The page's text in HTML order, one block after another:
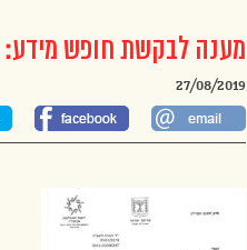
מענה לבקשת חופש מידע:
27/08/2019